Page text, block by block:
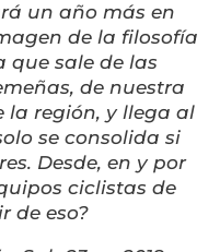
un año más en
de la filosofía
que sale de las
de nuestra
la región, y llega al
se consolida si
Desde, en y por
ciclistas de
de eso?